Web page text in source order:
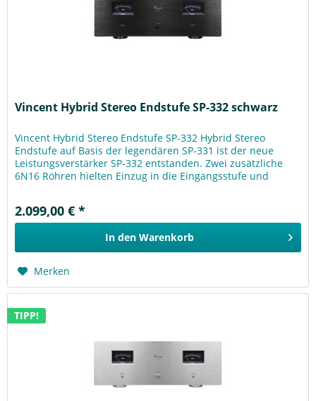
Vincent Hybrid Stereo Endstufe SP-332 schwarz
Vincent Hybrid Stereo Endstufe SP-332 Hybrid Stereo
Endstufe auf Basis der legendären SP-331 ist der neue
Leistungsverstärker SP-332 entstanden. Zwei zusätzliche
6N16 Röhren hielten Einzug in die Eingangsstufe und
2.099,00 € *
In den Warenkorb
Merken
TIPP!